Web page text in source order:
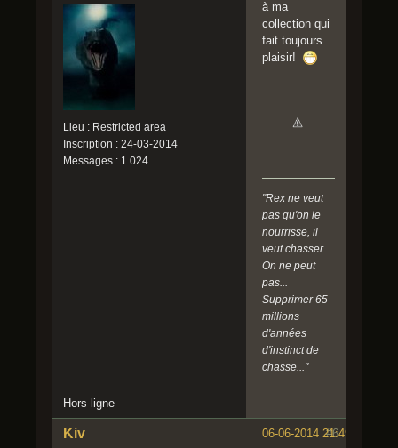
Lieu : Restricted area
Inscription : 24-03-2014
Messages : 1 024
à ma
collection qui
fait toujours
plaisir!
"Rex ne veut
pas qu'on le
nourrisse, il
veut chasser.
On ne peut
pas...
Supprimer 65
millions
d'années
d'instinct de
chasse..."
Hors ligne
#6
06-06-2014 21:49:23
Kiv